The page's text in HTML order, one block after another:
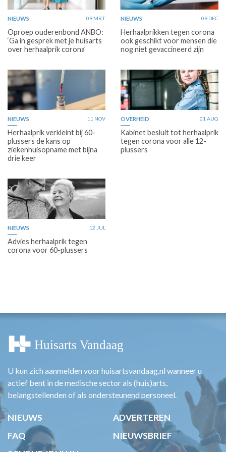
NIEUWS 09 MRT
Oproep ouderenbond ANBO:
‘Ga in gesprek met je huisarts
over herhaalprik corona’
NIEUWS 09 DEC
Herhaalprikken tegen corona
ook geschikt voor mensen die
nog niet gevaccineerd zijn
NIEUWS 11 NOV
Herhaalprik verkleint bij 60-
plussers de kans op
ziekenhuisopname met bijna
drie keer
OVERHEID 01 AUG
Kabinet besluit tot herhaalprik
tegen corona voor alle 12-
plussers
NIEUWS 12 JUL
Advies herhaalprik tegen
corona voor 60-plussers
U kun zich aanmelden voor huisartsvandaag.nl wanneer u
actief bent in de medische sector als (huis)arts,
belangstellenden of als ondersteunend personeel.
NIEUWS
ADVERTEREN
FAQ
NIEUWSBRIEF